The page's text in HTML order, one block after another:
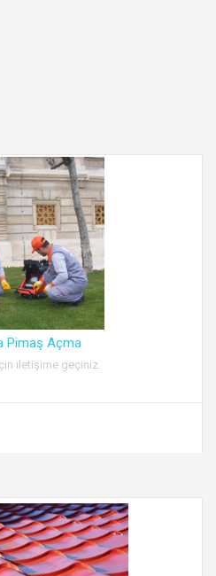
Pimaş Açma
iletişime geçiniz.